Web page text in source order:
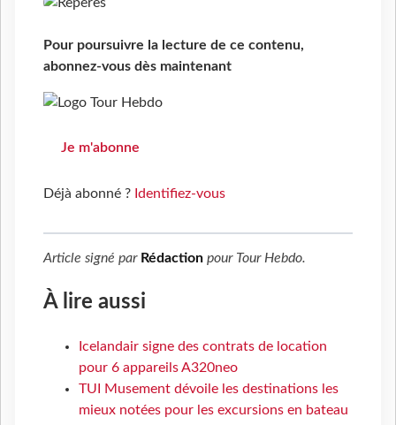
Pour poursuivre la lecture de ce contenu,
abonnez-vous dès maintenant
Je m'abonne
Déjà abonné ? Identifiez-vous
Article signé par Rédaction pour Tour Hebdo.
À lire aussi
Icelandair signe des contrats de location
pour 6 appareils A320neo
TUI Musement dévoile les destinations les
mieux notées pour les excursions en bateau